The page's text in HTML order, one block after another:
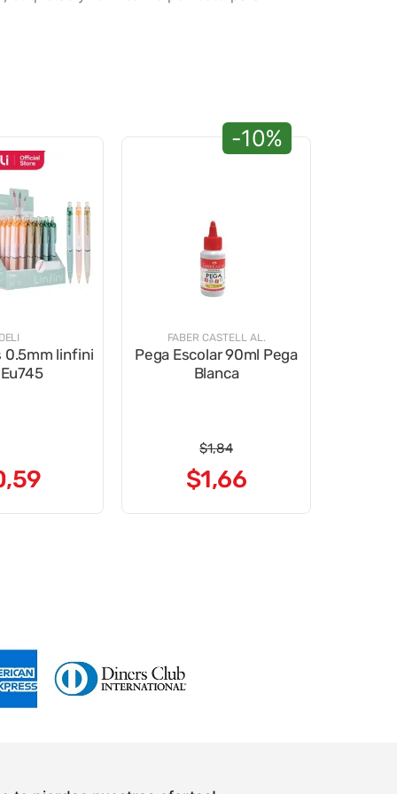
0.5mm linfini
,59
-10%
FABER CASTELL AL.
Pega Escolar 90ml Pega
Blanca
$1,84
$1,66